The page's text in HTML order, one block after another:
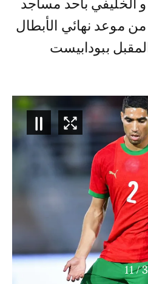
الخليفي بأحد مساجد
من موعد نهائي الأبطال
ببودابيست
3
/
11